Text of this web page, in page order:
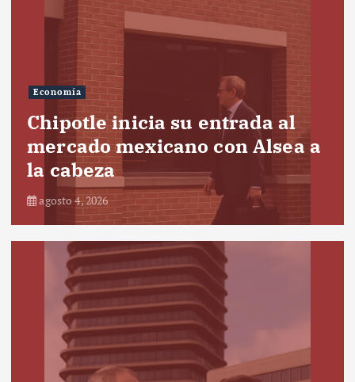
Economía
Chipotle inicia su entrada al
mercado mexicano con Alsea a
la cabeza
agosto 4, 2026